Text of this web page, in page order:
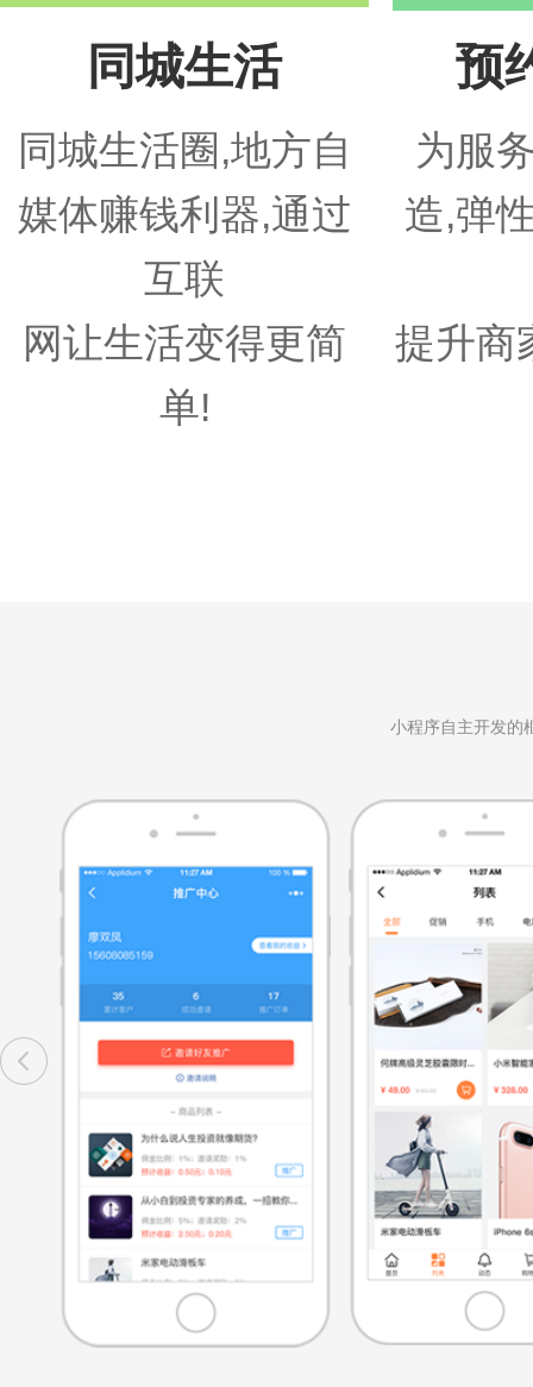
同城生活
同城生活圈,地方自
媒体赚钱利器,通过
互联
网让生活变得更简
单!
预
为服
造,弹
提升商
小程序自主开发的